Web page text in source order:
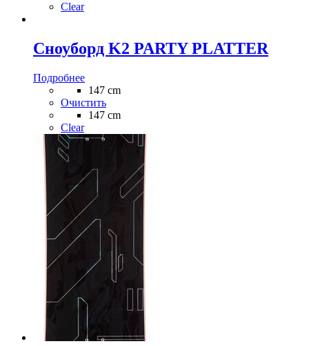
странице
товара.
Clear
Сноуборд K2 PARTY PLATTER
Подробнее
147 cm
Очистить
147 cm
Clear